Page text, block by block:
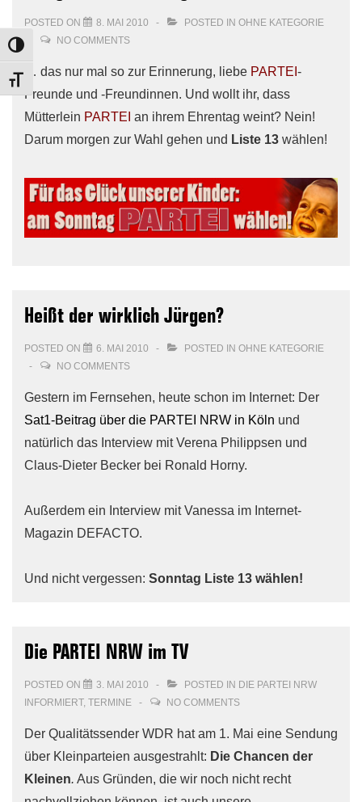
TOGGLE HIGH CONTRAST
TOGGLE FONT SIZE
POSTED ON 8. MAI 2010 POSTED IN OHNE KATEGORIE
NO COMMENTS
… das nur mal so zur Erinnerung, liebe PARTEI -
Freunde und -Freundinnen. Und wollt ihr, dass
Mütterlein PARTEI an ihrem Ehrentag weint? Nein!
Darum morgen zur Wahl gehen und Liste 13 wählen!
Heißt der wirklich Jürgen?
POSTED ON 6. MAI 2010 POSTED IN OHNE KATEGORIE
NO COMMENTS
Gestern im Fernsehen, heute schon im Internet: Der
Sat1-Beitrag über die PARTEI NRW in Köln und
natürlich das Interview mit Verena Philippsen und
Claus-Dieter Becker bei Ronald Horny.
Außerdem ein Interview mit Vanessa im Internet-
Magazin DEFACTO.
Und nicht vergessen: Sonntag Liste 13 wählen!
Die PARTEI NRW im TV
POSTED ON 3. MAI 2010 POSTED IN DIE PARTEI NRW
INFORMIERT, TERMINE NO COMMENTS
Der Qualitätssender WDR hat am 1. Mai eine Sendung
über Kleinparteien ausgestrahlt: Die Chancen der
Kleinen. Aus Gründen, die wir noch nicht recht